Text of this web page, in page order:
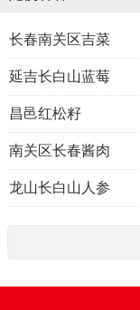
长春南关区吉菜
延吉长白山蓝莓
昌邑红松籽
南关区长春酱肉
龙山长白山人参